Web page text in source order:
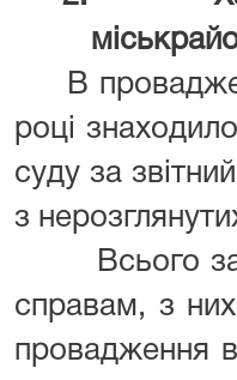
В
році
суду за
з
Всього за
справам, з
провадження